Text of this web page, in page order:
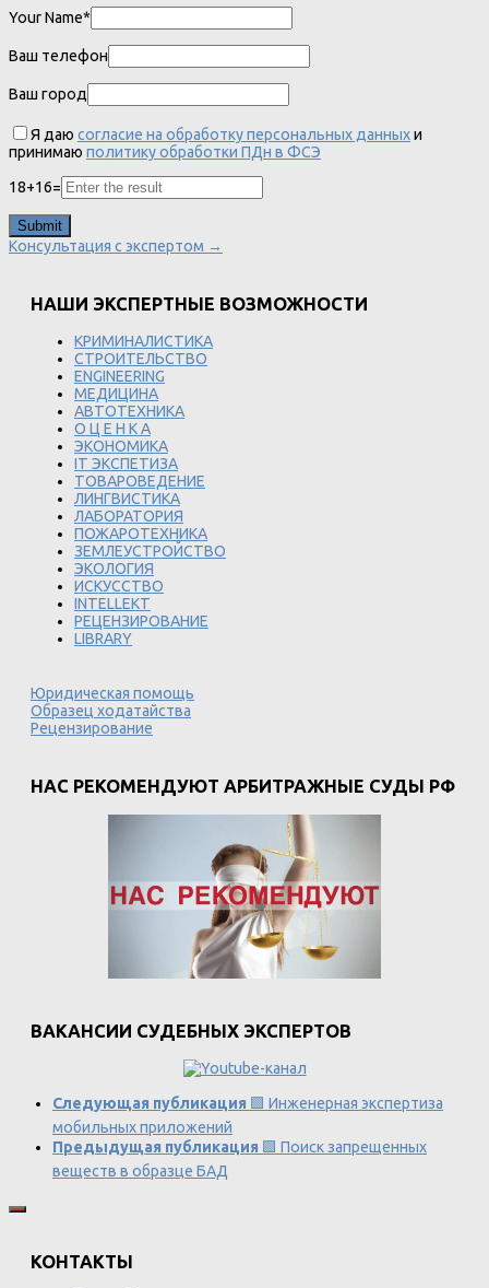
Your Name*
Ваш телефон
Ваш город
Я даю согласие на обработку персональных данныхи
принимаю политику обработки ПДн в ФСЭ
18+16=
Консультация с экспертом →
НАШИ ЭКСПЕРТНЫЕ ВОЗМОЖНОСТИ
КРИМИНАЛИСТИКА
СТРОИТЕЛЬСТВО
ENGINEERING
МЕДИЦИНА
АВТОТЕХНИКА
О Ц Е Н К А
ЭКОНОМИКА
IT ЭКСПЕТИЗА
ТОВАРОВЕДЕНИЕ
ЛИНГВИСТИКА
ЛАБОРАТОРИЯ
ПОЖАРОТЕХНИКА
ЗЕМЛЕУСТРОЙСТВО
ЭКОЛОГИЯ
ИСКУССТВО
INTELLEKT
РЕЦЕНЗИРОВАНИЕ
LIBRARY
Юридическая помощь
Образец ходатайства
Рецензирование
НАС РЕКОМЕНДУЮТ АРБИТРАЖНЫЕ СУДЫ РФ
ВАКАНСИИ СУДЕБНЫХ ЭКСПЕРТОВ
Следующая публикация 🟩 Инженерная экспертиза
мобильных приложений
Предыдущая публикация 🟩 Поиск запрещенных
веществ в образце БАД
КОНТАКТЫ